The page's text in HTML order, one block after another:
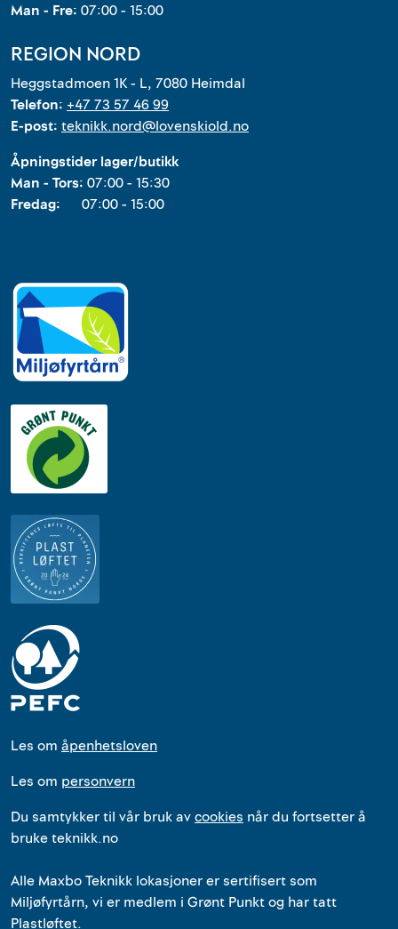
Man - Fre: 07:00 - 15:00
REGION NORD
Heggstadmoen 1K - L, 7080 Heimdal
Telefon: +47 73 57 46 99
E-post: teknikk.nord@lovenskiold.no
Åpningstider lager/butikk
Man - Tors: 07:00 - 15:30
Fredag: 07:00 - 15:00
Les om åpenhetsloven
Les om personvern
Du samtykker til vår bruk avcookies når du fortsetter å
bruke teknikk.no
Alle Maxbo Teknikk lokasjonerersertifisert som
Miljøfyrtårn, vi er medlem i Grønt Punkt og har tatt
Plastløftet.